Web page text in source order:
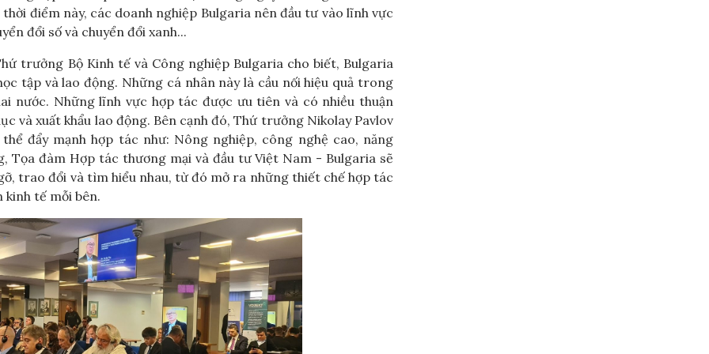
điểm này, các doanh nghiệp Bulgaria nên đầu tư vào lĩnh vực
đổi số và chuyển đổi xanh...
trưởng Bộ Kinh tế và Công nghiệp Bulgaria cho biết, Bulgaria
tập và lao động. Những cá nhân này là cầu nối hiệu quả trong
nước. Những lĩnh vực hợp tác được ưu tiên và có nhiều thuận
và xuất khẩu lao động. Bên cạnh đó, Thứ trưởng Nikolay Pavlov
đẩy mạnh hợp tác như: Nông nghiệp, công nghệ cao, năng
Tọa đàm Hợp tác thương mại và đầu tư Việt Nam - Bulgaria sẽ
trao đổi và tìm hiểu nhau, từ đó mở ra những thiết chế hợp tác
kinh tế mỗi bên.